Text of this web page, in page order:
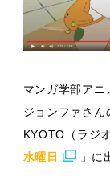
マンガ学部アニ
ジョンファさ
KYOTO（ラジ
水曜日
」に